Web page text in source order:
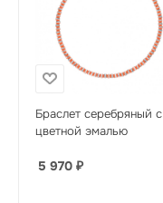
Браслет серебряный с
цветной эмалью
5 970 ₽